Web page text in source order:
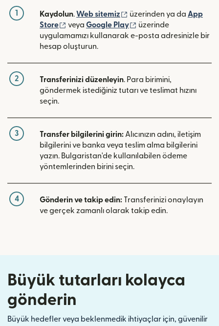
1 Kaydolun.Web sitemiz (yeni pencerede açılır)
üzerinden ya da App
Store
(yeni pencerede açılır)
veya Google Play (yeni pencerede açılır)
üzerinde
uygulamamızı kullanarak e-posta adresinizle bir
hesap oluşturun.
2 Transferinizi düzenleyin. Para birimini,
göndermek istediğiniz tutarı ve teslimat hızını
seçin.
3 Transfer bilgilerini girin:Alıcınızın adını, iletişim
bilgilerini ve banka veya teslim alma bilgilerini
yazın. Bulgaristan'de kullanılabilen ödeme
yöntemlerinden birini seçin.
4 Gönderin ve takip edin: Transferinizi onaylayın
ve gerçek zamanlı olarak takip edin.
Büyük tutarları kolayca
gönderin
Büyük hedefler veya beklenmedik ihtiyaçlar için, güvenilir